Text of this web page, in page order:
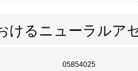
けるニューラルア
05854025